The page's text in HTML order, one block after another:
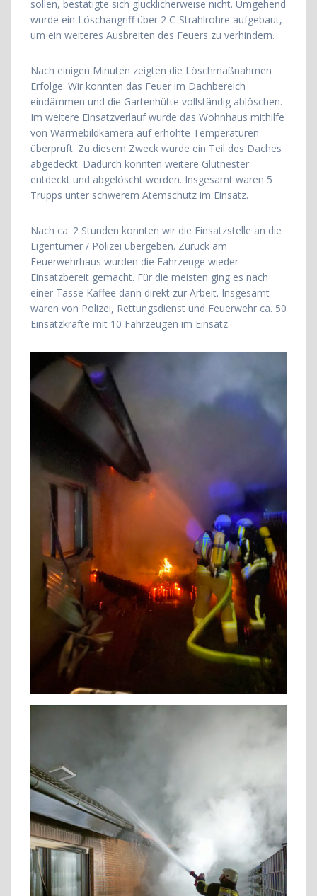
sollen, bestätigte sich glücklicherweise nicht. Umgehend
wurde ein Löschangriff über 2 C-Strahlrohre aufgebaut,
um ein weiteres Ausbreiten des Feuers zu verhindern.
Nach einigen Minuten zeigten die Löschmaßnahmen
Erfolge. Wir konnten das Feuer im Dachbereich
eindämmen und die Gartenhütte vollständig ablöschen.
Im weitere Einsatzverlauf wurde das Wohnhaus mithilfe
von Wärmebildkamera auf erhöhte Temperaturen
überprüft. Zu diesem Zweck wurde ein Teil des Daches
abgedeckt. Dadurch konnten weitere Glutnester
entdeckt und abgelöscht werden. Insgesamt waren 5
Trupps unter schwerem Atemschutz im Einsatz.
Nach ca. 2 Stunden konnten wir die Einsatzstelle an die
Eigentümer / Polizei übergeben. Zurück am
Feuerwehrhaus wurden die Fahrzeuge wieder
Einsatzbereit gemacht. Für die meisten ging es nach
einer Tasse Kaffee dann direkt zur Arbeit. Insgesamt
waren von Polizei, Rettungsdienst und Feuerwehr ca. 50
Einsatzkräfte mit 10 Fahrzeugen im Einsatz.